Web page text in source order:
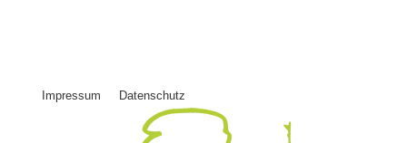
Impressum Datenschutz